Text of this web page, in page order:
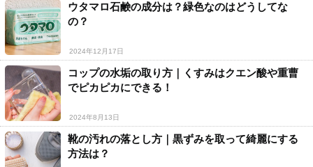
ウタマロ石鹸の成分は？緑色なのはどうしてな
の？
2024年12月17日
コップの水垢の取り方｜くすみはクエン酸や重曹
でピカピカにできる！
2024年8月13日
靴の汚れの落とし方｜黒ずみを取って綺麗にする
方法は？